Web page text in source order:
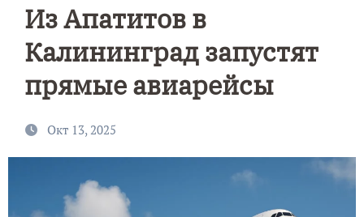
Из Апатитов в
Калининград запустят
прямые авиарейсы
Окт 13, 2025